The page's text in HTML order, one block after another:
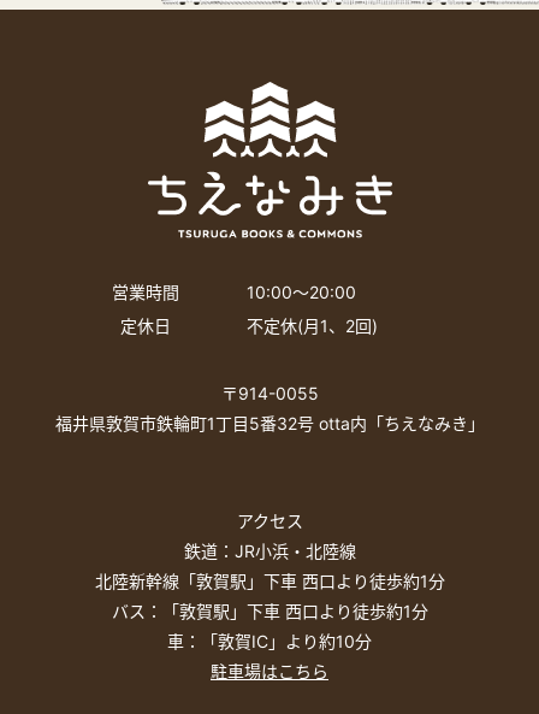
営業時間
10:00〜20:00
定休日
不定休(月1、2回)
〒914-0055
福井県敦賀市鉄輪町1丁目5番32号 otta内「ちえなみき」
アクセス
鉄道：JR小浜・北陸線
北陸新幹線「敦賀駅」下車 西口より徒歩約1分
バス：「敦賀駅」下車 西口より徒歩約1分
車：「敦賀IC」より約10分
駐車場はこちら